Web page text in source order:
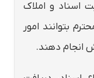
اسناد و املاک
بتوانند امور
انجام دهند.